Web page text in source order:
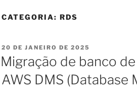
CATEGORIA: RDS
PUBLICADO
EM
20 DE JANEIRO DE 2025
Migração de banco
AWS DMS (Database